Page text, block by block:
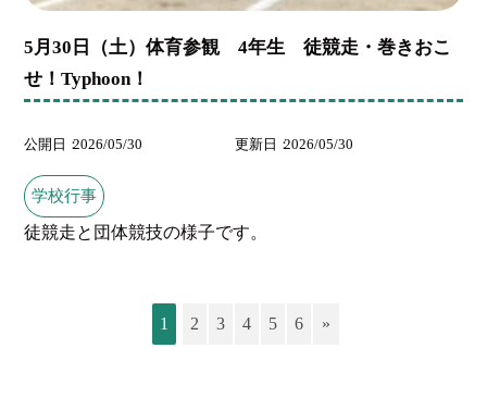
5月30日（土）体育参観 4年生 徒競走・巻きおこ
せ！Typhoon！
公開日 2026/05/30 更新日 2026/05/30
学校行事
徒競走と団体競技の様子です。
1 2 3 4 5 6 »